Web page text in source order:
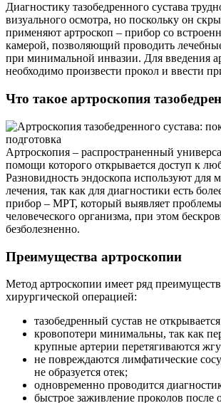
Диагностику тазобедренного сустава
визуального осмотра, но поскольку он
применяют артроскоп – прибор со
камерой, позволяющий проводить
при минимальной инвазии. Для введения
необходимо произвести прокол и ввести
Что такое артроскопия
Артроскопия – распространенный
помощи которого открывается доступ к
Разновидность эндоскопа используют для
лечения, так как для диагностики есть
прибор – МРТ, который выявляет
человеческого организма, при этом
безболезненно.
Преимущества артроскопии
Метод артроскопии имеет ряд
хирургической операцией:
тазобедренный сустав не
кровопотери минимальны, так как
крупные артерии перетягиваются
не повреждаются лимфатические
не образуется отек;
одновременно проводится
быстрое заживление проколов после